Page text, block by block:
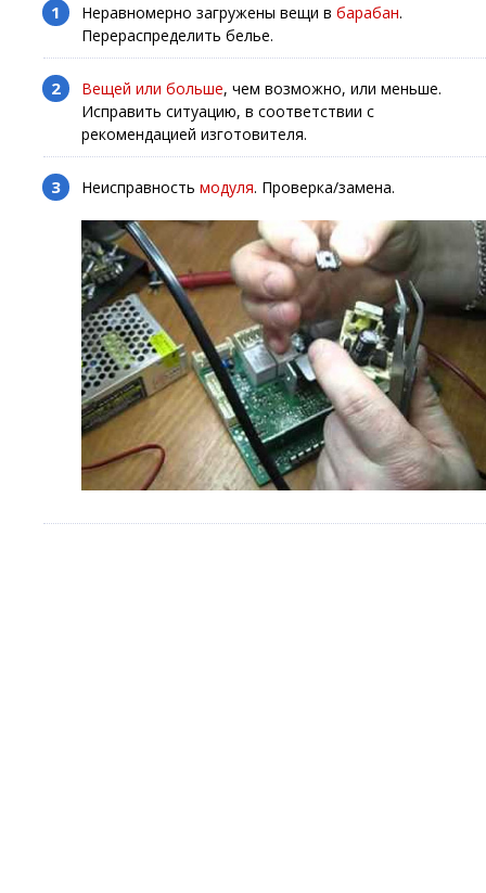
Неравномерно загружены вещи в барабан.
Перераспределить белье.
Вещей или больше, чем возможно, или меньше.
Исправить ситуацию, в соответствии с
рекомендацией изготовителя.
Неисправность модуля. Проверка/замена.